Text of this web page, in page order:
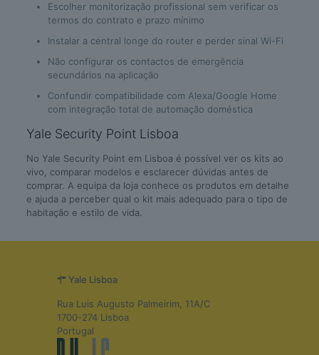
Escolher monitorização profissional sem verificar os
termos do contrato e prazo mínimo
Instalar a central longe do router e perder sinal Wi-Fi
Não configurar os contactos de emergência
secundários na aplicação
Confundir compatibilidade com Alexa/Google Home
com integração total de automação doméstica
Yale Security Point Lisboa
No Yale Security Point em Lisboa é possível ver os kits ao
vivo, comparar modelos e esclarecer dúvidas antes de
comprar. A equipa da loja conhece os produtos em detalhe
e ajuda a perceber qual o kit mais adequado para o tipo de
habitação e estilo de vida.
Yale Lisboa
Rua Luis Augusto Palmeirim, 11A/C
1700-274 Lisboa
Portugal